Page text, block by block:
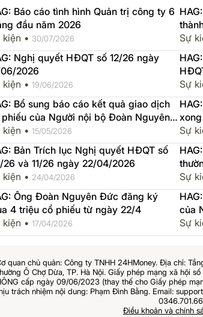
Báo cáo tình hình Quản trị công ty 6
đầu năm 2026
kiện • 30/07/2026
Sự
Nghị quyết HĐQT số 12/26 ngày
2026
kiện • 19/06/2026
HĐQT đăng ký mua 4 triệu
Sự
Bổ sung báo cáo kết quả giao dịch
của Người nội bộ Đoàn Nguyên
kiện • 15/05/2026
Sự
Bản Trích lục Nghị quyết HĐQT số
26 và 11/26 ngày 22/04/2026
kiện • 24/04/2026
Sự
Ông Đoàn Nguyên Đức đăng ký
4 triệu cổ phiếu từ ngày 22/4
kiện • 17/04/2026
của
Sự
quan chủ quản: Công ty TNHH 24HMoney. Địa chỉ:
Ô Chợ Dừa, TP. Hà Nội. Giấy phép mạng xã hội
cấp ngày 09/06/2023 (thay thế cho Giấy phép
trách nhiệm nội dung: Phạm Đình Bằng. Email:
Điều khoản và chính